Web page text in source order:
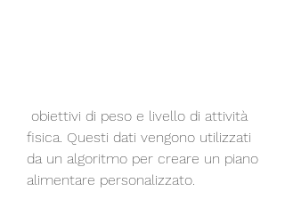
fisica. Questi dati vengono utilizzati
da un algoritmo per creare un piano
alimentare personalizzato.